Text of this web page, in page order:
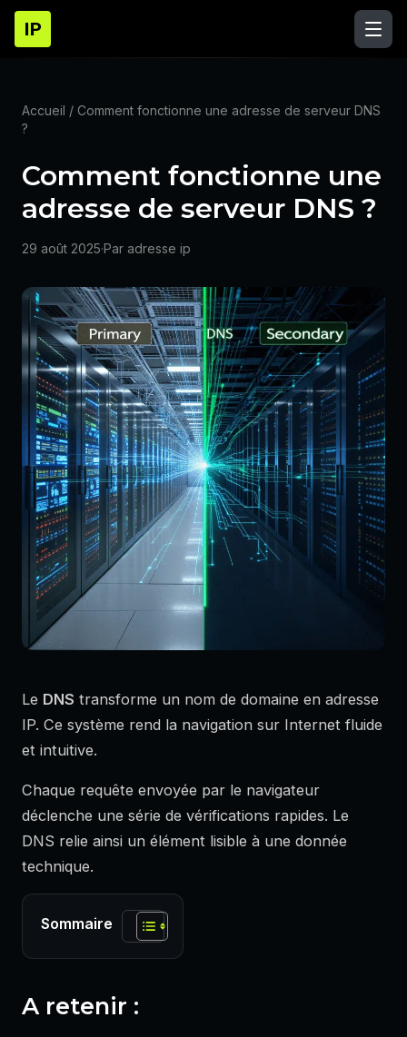
IP
Accueil / Comment fonctionne une adresse de serveur DNS
?
Comment fonctionne une
adresse de serveur DNS ?
29 août 2025·Par adresse ip
Le DNS transforme un nom de domaine en adresse
IP. Ce système rend la navigation sur Internet fluide
et intuitive.
Chaque requête envoyée par le navigateur
déclenche une série de vérifications rapides. Le
DNS relie ainsi un élément lisible à une donnée
technique.
Sommaire
A retenir :